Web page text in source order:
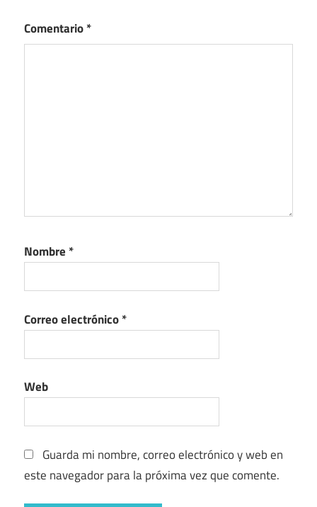
Comentario*
Nombre *
Correo electrónico*
Web
Guarda mi nombre, correo electrónico y web en
este navegador para la próxima vez que comente.